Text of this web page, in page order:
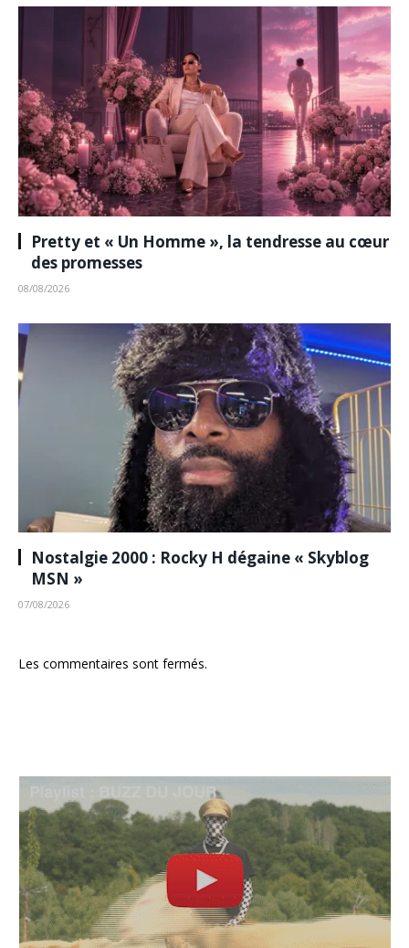
Pretty et « Un Homme », la tendresse au cœur
des promesses
08/08/2026
Nostalgie 2000 : Rocky H dégaine « Skyblog
MSN »
07/08/2026
Les commentaires sont fermés.